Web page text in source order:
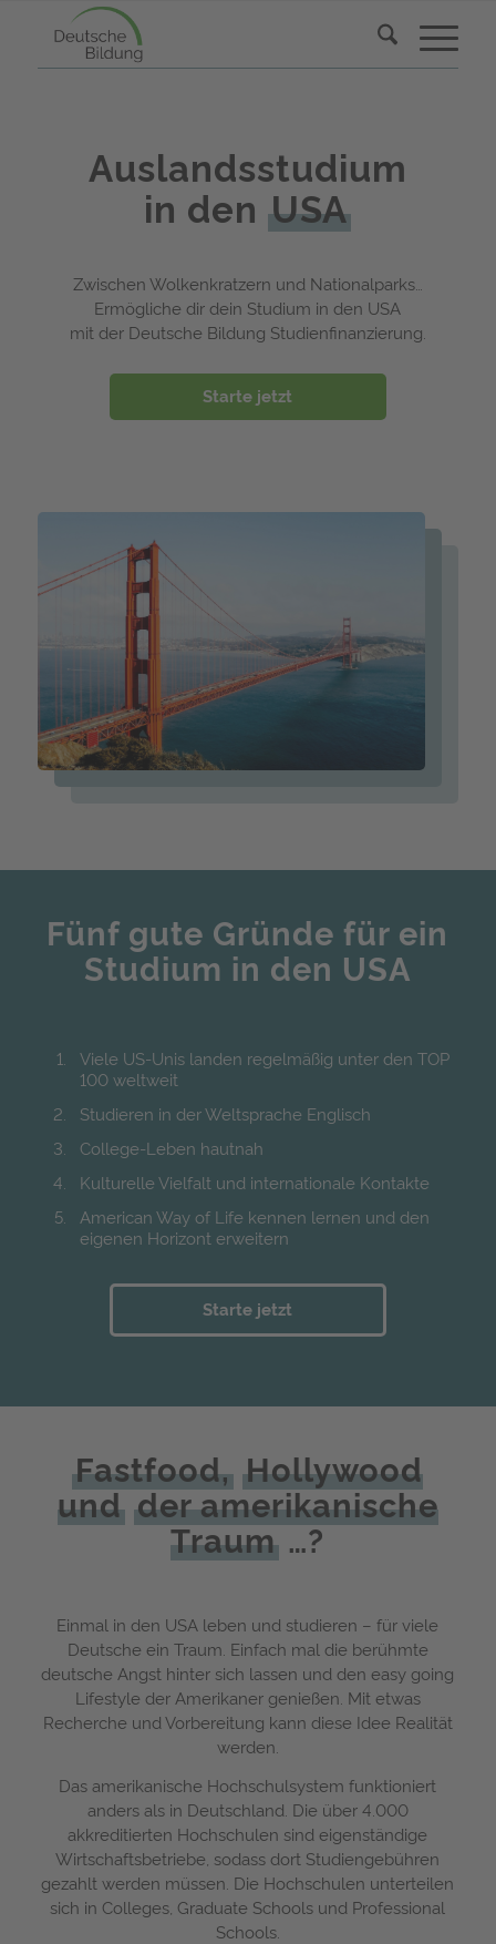
Auslandsstudium
in denUSA
Zwischen Wolkenkratzern und Nationalparks…
Ermögliche dir dein Studium in den USA
mit der Deutsche Bildung Studienfinanzierung.
Starte jetzt
Fünf gute Gründe für ein
Studium in den USA
Viele US-Unis landen regelmäßig unter den TOP
100 weltweit
Studieren in der Weltsprache Englisch
College-Leben hautnah
Kulturelle Vielfalt und internationale Kontakte
American Way of Life kennen lernen und den
eigenen Horizont erweitern
Starte jetzt
Fastfood, Hollywood
und der amerikanische
Traum…?
Einmal in den USA leben und studieren – für viele
Deutsche ein Traum. Einfach mal die berühmte
deutsche Angst hinter sich lassen und den easy going
Lifestyle der Amerikaner genießen. Mit etwas
Recherche und Vorbereitung kann diese Idee Realität
werden.
Das amerikanische Hochschulsystem funktioniert
anders als in Deutschland. Die über 4.000
akkreditierten Hochschulen sind eigenständige
Wirtschaftsbetriebe, sodass dort Studiengebühren
gezahlt werden müssen. Die Hochschulen unterteilen
sich in Colleges, Graduate Schools und Professional
Schools.